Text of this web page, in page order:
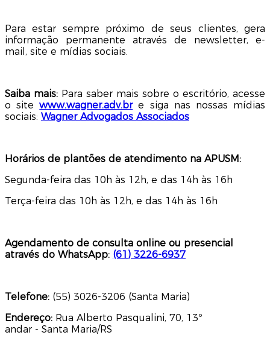
Para estar sempre próximo de seus clientes, gera
informação permanente através de newsletter, e-
mail, site e mídias sociais.
Saiba mais: Para saber mais sobre o escritório, acesse
o sitewww.wagner.adv.bre siga nas nossas mídias
sociais: Wagner Advogados Associados
Horários de plantões de atendimento na APUSM:
Segunda-feira das 10h às 12h, e das 14h às 16h
Terça-feira das 10h às 12h, e das 14h às 16h
Agendamento de consulta online ou presencial
através do WhatsApp: (61) 3226-6937
Telefone: (55) 3026-3206 (Santa Maria)
Endereço: Rua Alberto Pasqualini, 70, 13º
andar - Santa Maria/RS